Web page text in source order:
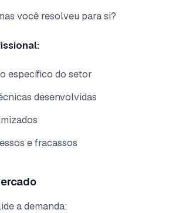
você resolveu para si?
específico do setor
desenvolvidas
e fracassos
a demanda: